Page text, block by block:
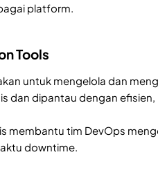
platform.
Tools
untuk mengelola dan
dan dipantau dengan
membantu tim DevOps
downtime.